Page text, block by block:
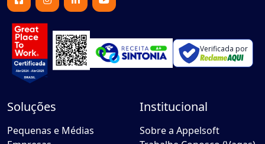
Verificada por
Soluções
Pequenas e Médias
Institucional
Sobre a Appelsoft